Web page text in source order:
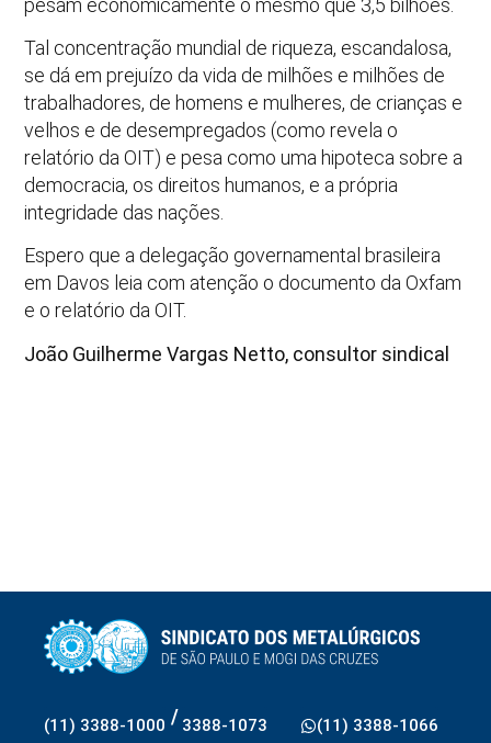
Tal concentração mundial de riqueza, escandalosa,
se dá em prejuízo da vida de milhões e milhões de
trabalhadores, de homens e mulheres, de crianças e
velhos e de desempregados (como revela o
relatório da OIT) e pesa como uma hipoteca sobre a
democracia, os direitos humanos, e a própria
integridade das nações.
Espero que a delegação governamental brasileira
em Davos leia com atenção o documento da Oxfam
e o relatório da OIT.
João Guilherme Vargas Netto, consultor sindical
(11) 3388-1000 / 3388-1073 (11) 3388-1066